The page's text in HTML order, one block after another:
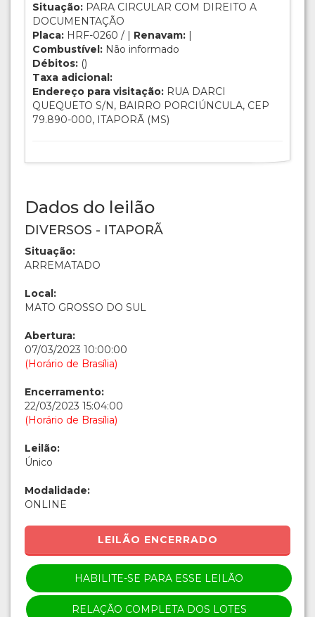
Situação: PARA CIRCULAR COM DIREITO A
DOCUMENTAÇÃO
Placa: HRF-0260 / | Renavam:
Combustível: Não informado
Débitos: ()
Taxa adicional:
Endereço para visitação: RUA DARCI
QUEQUETO S/N, BAIRRO PORCIÚNCULA, CEP
79.890-000, ITAPORÃ (MS)
Dados do leilão
DIVERSOS - ITAPORÃ
Situação:
ARREMATADO
Local:
MATO GROSSO DO SUL
Abertura:
07/03/2023 10:00:00
(Horário de Brasília)
Encerramento:
22/03/2023 15:04:00
(Horário de Brasília)
Leilão:
Único
Modalidade:
ONLINE
LEILÃO ENCERRADO
HABILITE-SE PARA ESSE LEILÃO
RELAÇÃO COMPLETA DOS LOTES